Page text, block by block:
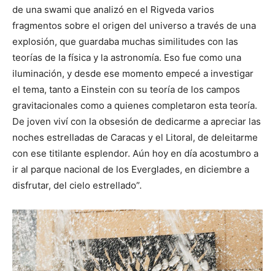
de una swami que analizó en el Rigveda varios
fragmentos sobre el origen del universo a través de una
explosión, que guardaba muchas similitudes con las
teorías de la física y la astronomía. Eso fue como una
iluminación, y desde ese momento empecé a investigar
el tema, tanto a Einstein con su teoría de los campos
gravitacionales como a quienes completaron esta teoría.
De joven viví con la obsesión de dedicarme a apreciar las
noches estrelladas de Caracas y el Litoral, de deleitarme
con ese titilante esplendor. Aún hoy en día acostumbro a
ir al parque nacional de los Everglades, en diciembre a
disfrutar, del cielo estrellado”.